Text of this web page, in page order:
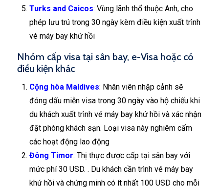
Turks and Caicos: Vùng lãnh thổ thuộc Anh, cho
phép lưu trú trong 30 ngày kèm điều kiện xuất trình
vé máy bay khứ hồi
Nhóm cấp visa tại sân bay, e-Visa hoặc có
điều kiện khác
Cộng hòa Maldives: Nhân viên nhập cảnh sẽ
đóng dấu miễn visa trong 30 ngày vào hộ chiếu khi
du khách xuất trình vé máy bay khứ hồi và xác nhận
đặt phòng khách sạn. Loại visa này nghiêm cấm
các hoạt động lao động
Đông Timor: Thị thực được cấp tại sân bay với
mức phí 30 USD. . Du khách cần trình vé máy bay
khứ hồi và chứng minh có ít nhất 100 USD cho mỗi